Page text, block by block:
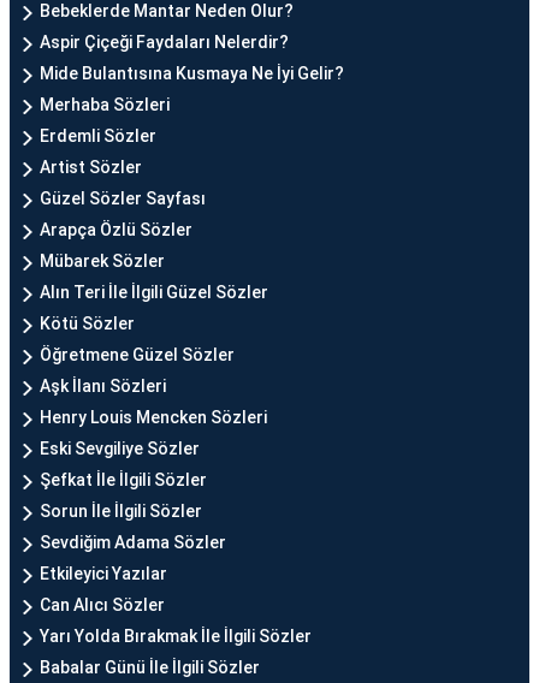
Bebeklerde Mantar Neden Olur?
Aspir Çiçeği Faydaları Nelerdir?
Mide Bulantısına Kusmaya Ne İyi Gelir?
Merhaba Sözleri
Erdemli Sözler
Artist Sözler
Güzel Sözler Sayfası
Arapça Özlü Sözler
Mübarek Sözler
Alın Teri İle İlgili Güzel Sözler
Kötü Sözler
Öğretmene Güzel Sözler
Aşk İlanı Sözleri
Henry Louis Mencken Sözleri
Eski Sevgiliye Sözler
Şefkat İle İlgili Sözler
Sorun İle İlgili Sözler
Sevdiğim Adama Sözler
Etkileyici Yazılar
Can Alıcı Sözler
Yarı Yolda Bırakmak İle İlgili Sözler
Babalar Günü İle İlgili Sözler